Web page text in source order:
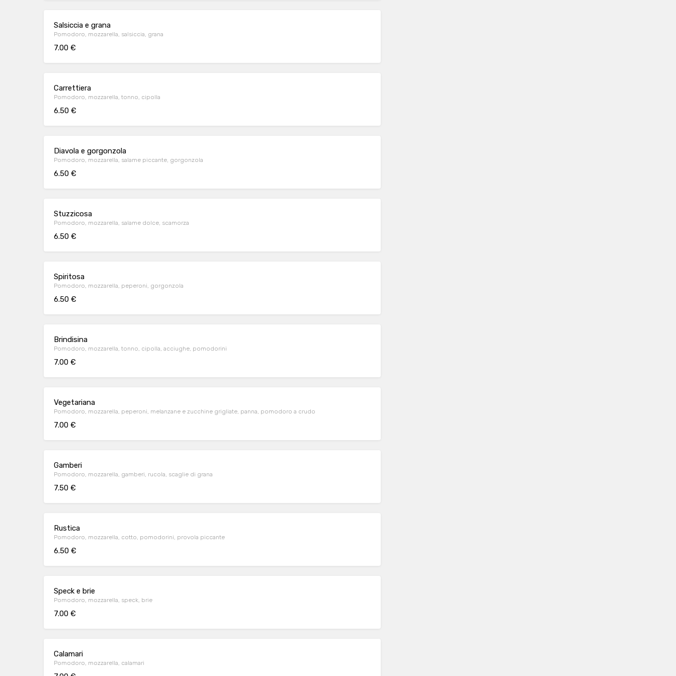
Salsiccia e grana
Pomodoro, mozzarella, salsiccia, grana
7.00 €
Carrettiera
Pomodoro, mozzarella, tonno, cipolla
6.50 €
Diavola e gorgonzola
Pomodoro, mozzarella, salame piccante, gorgonzola
6.50 €
Stuzzicosa
Pomodoro, mozzarella, salame dolce, scamorza
6.50 €
Spiritosa
Pomodoro, mozzarella, peperoni, gorgonzola
6.50 €
Brindisina
Pomodoro, mozzarella, tonno, cipolla, acciughe, pomodorini
7.00 €
Vegetariana
Pomodoro, mozzarella, peperoni, melanzane e zucchine grigliate, panna, pomodoro a crudo
7.00 €
Gamberi
Pomodoro, mozzarella, gamberi, rucola, scaglie di grana
7.50 €
Rustica
Pomodoro, mozzarella, cotto, pomodorini, provola piccante
6.50 €
Speck e brie
Pomodoro, mozzarella, speck, brie
7.00 €
Calamari
Pomodoro, mozzarella, calamari